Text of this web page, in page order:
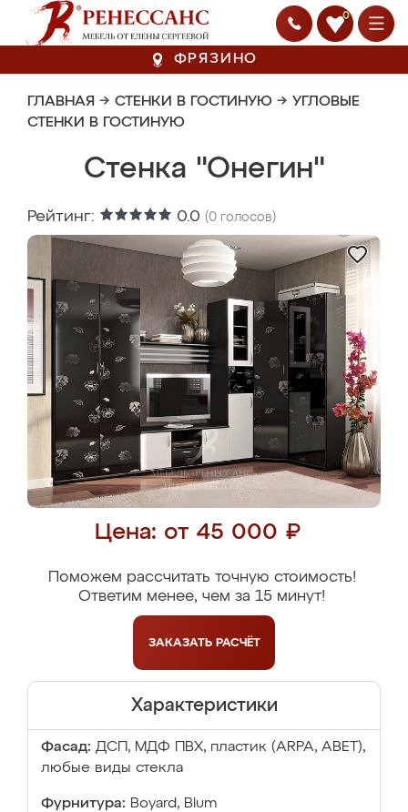
0
ФРЯЗИНО
ГЛАВНАЯ → СТЕНКИ В ГОСТИНУЮ → УГЛОВЫЕ
СТЕНКИ В ГОСТИНУЮ
Стенка "Онегин"
Рейтинг: 0.0 (0 голосов)
Цена: от 45 000 ₽
Поможем рассчитать точную стоимость!
Ответим менее, чем за 15 минут!
ЗАКАЗАТЬ РАСЧЁТ
Характеристики
Фасад: ДСП, МДФ ПВХ, пластик (ARPA, ABET),
любые виды стекла
Фурнитура: Boyard, Blum